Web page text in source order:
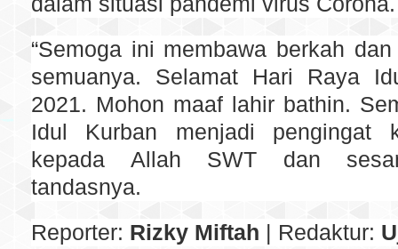
“Semoga ini membawa berkah
semuanya. Selamat Hari Raya
2021. Mohon maaf lahir bathin.
Idul Kurban menjadi pengingat
kepada Allah SWT dan
tandasnya.
Reporter: Rizky Miftah | Redaktur: